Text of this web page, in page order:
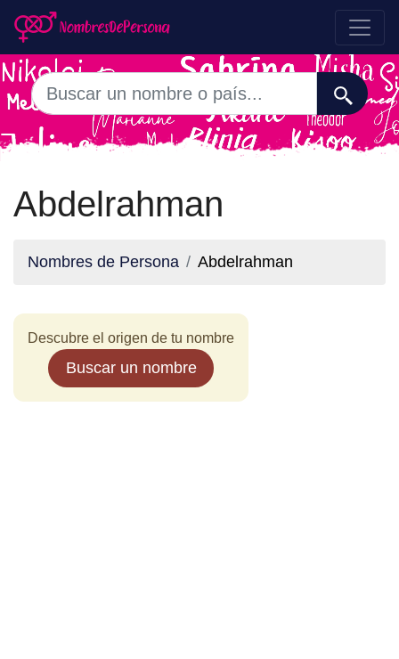
Abdelrahman
Nombres de Persona Abdelrahman
Descubre el origen de tu nombre
Buscar un nombre